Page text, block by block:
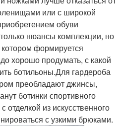
или с широкой
обуви
нюансы комплекции, но
котором формируется
хорошо продумать, с какой
ботильоны.Для гардероба
преобладают джинсы,
ботинки спортивного
отделкой из искусственного
с узкими брюками.